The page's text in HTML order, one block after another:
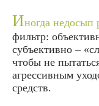
Иногда недосып
фильтр:
субъективно –
чтобы не
агрессивным
средств.